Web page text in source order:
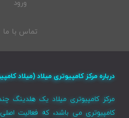
ورود
تماس با ما
درباره مرکز کامپیوتری میلاد (میلاد
مرکز کامپیوتری میلاد یک هلدینگ
کامپیوتری می باشد، که فعالیت